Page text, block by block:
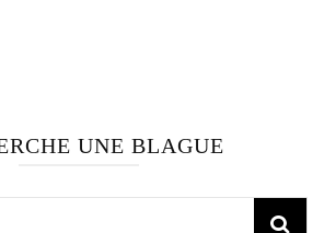
UNE BLAGUE